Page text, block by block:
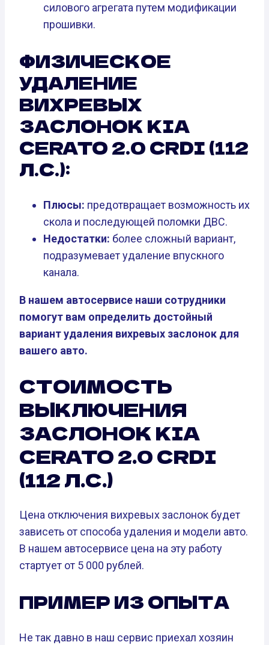
силового агрегата путем модификации
прошивки.
ФИЗИЧЕСКОЕ
УДАЛЕНИЕ
ВИХРЕВЫХ
ЗАСЛОНОК KIA
CERATO 2.0 CRDI (112
Л.С.):
Плюсы: предотвращает возможность их
скола и последующей поломки ДВС.
Недостатки: более сложный вариант,
подразумевает удаление впускного
канала.
В нашем автосервисе наши сотрудники
помогут вам определить достойный
вариант удаления вихревых заслонок для
вашего авто.
СТОИМОСТЬ
ВЫКЛЮЧЕНИЯ
ЗАСЛОНОК KIA
CERATO 2.0 CRDI
(112 Л.С.)
Цена отключения вихревых заслонок будет
зависеть от способа удаления и модели авто.
В нашем автосервисе цена на эту работу
стартует от 5 000 рублей.
ПРИМЕР ИЗ ОПЫТА
Не так давно в наш сервис приехал хозяин